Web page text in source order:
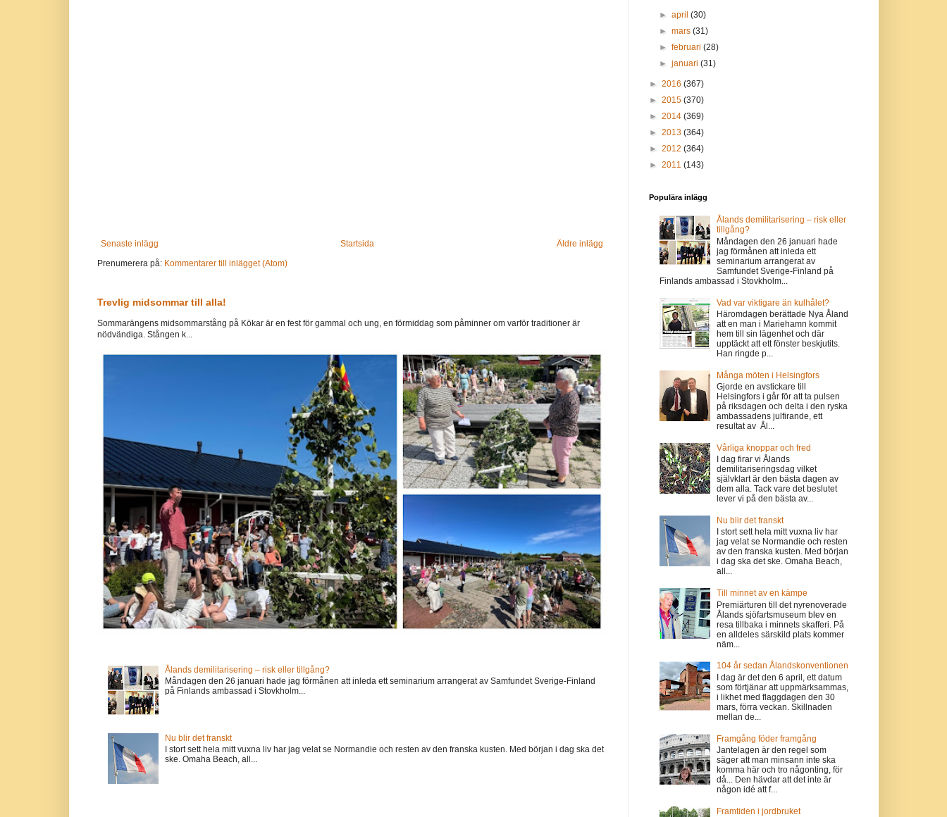
Senaste inlägg Äldre inlägg
Startsida
Prenumerera på: Kommentarer till inlägget (Atom)
Trevlig midsommar till alla!
Sommarängens midsommarstång på Kökar är en fest för gammal och ung, en förmiddag som påminner om varför traditioner är
nödvändiga. Stången k...
Ålands demilitarisering – risk eller tillgång?
Måndagen den 26 januari hade jag förmånen att inleda ett seminarium arrangerat av Samfundet Sverige-Finland
på Finlands ambassad i Stovkholm...
Nu blir det franskt
I stort sett hela mitt vuxna liv har jag velat se Normandie och resten av den franska kusten. Med början i dag ska det
ske. Omaha Beach, all...
► april (30)
► mars (31)
► februari (28)
► januari (31)
► 2016 (367)
► 2015 (370)
► 2014 (369)
► 2013 (364)
► 2012 (364)
► 2011 (143)
Populära inlägg
Ålands demilitarisering – risk eller
tillgång?
Måndagen den 26 januari hade
jag förmånen att inleda ett
seminarium arrangerat av
Samfundet Sverige-Finland på
Finlands ambassad i Stovkholm...
Vad var viktigare än kulhålet?
Häromdagen berättade Nya Åland
att en man i Mariehamn kommit
hem till sin lägenhet och där
upptäckt att ett fönster beskjutits.
Han ringde p...
Många möten i Helsingfors
Gjorde en avstickare till
Helsingfors i går för att ta pulsen
på riksdagen och delta i den ryska
ambassadens julfirande, ett
resultat av Ål...
Vårliga knoppar och fred
I dag firar vi Ålands
demilitariseringsdag vilket
självklart är den bästa dagen av
dem alla. Tack vare det beslutet
lever vi på den bästa av...
Nu blir det franskt
I stort sett hela mitt vuxna liv har
jag velat se Normandie och resten
av den franska kusten. Med början
i dag ska det ske. Omaha Beach,
all...
Till minnet av en kämpe
Premiärturen till det nyrenoverade
Ålands sjöfartsmuseum blev en
resa tillbaka i minnets skafferi. På
en alldeles särskild plats kommer
näm...
104 år sedan Ålandskonventionen
I dag är det den 6 april, ett datum
som förtjänar att uppmärksammas,
i likhet med flaggdagen den 30
mars, förra veckan. Skillnaden
mellan de...
Framgång föder framgång
Jantelagen är den regel som
säger att man minsann inte ska
komma här och tro någonting, för
då... Den hävdar att det inte är
någon idé att f...
Framtiden i jordbruket